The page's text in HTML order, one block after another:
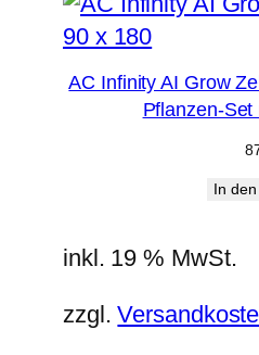
AC Infinity AI Grow
Pflanzen-
In
inkl. 19 % MwSt.
zzgl.